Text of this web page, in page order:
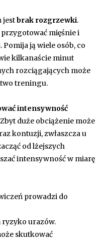
jestbrak rozgrzewki.
mięśnie i
ją wiele osób, co
kilkanaście minut
rozciągających może
treningu.
intensywność
duże obciążenie może
kontuzji, zwłaszcza u
od lżejszych
intensywność w miarę
prowadzi do
urazów.
skutkować